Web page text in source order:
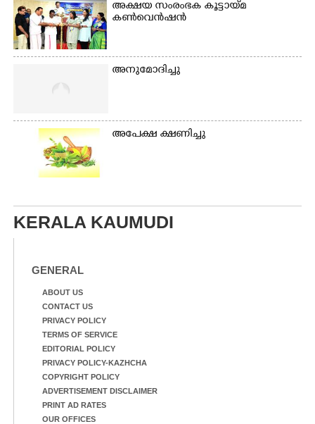
അക്ഷയ സംരംഭക കൂട്ടായ്മ
കൺവെൻഷൻ
അനുമോദിച്ചു
അപേക്ഷ ക്ഷണിച്ചു
KERALA KAUMUDI
GENERAL
ABOUT US
CONTACT US
PRIVACY POLICY
TERMS OF SERVICE
EDITORIAL POLICY
PRIVACY POLICY-KAZHCHA
COPYRIGHT POLICY
ADVERTISEMENT DISCLAIMER
PRINT AD RATES
OUR OFFICES